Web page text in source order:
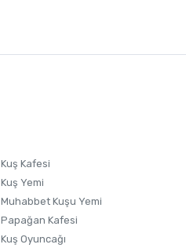
Kuş Kafesi
Kuş Yemi
Muhabbet Kuşu Yemi
Papağan Kafesi
Kuş Oyuncağı